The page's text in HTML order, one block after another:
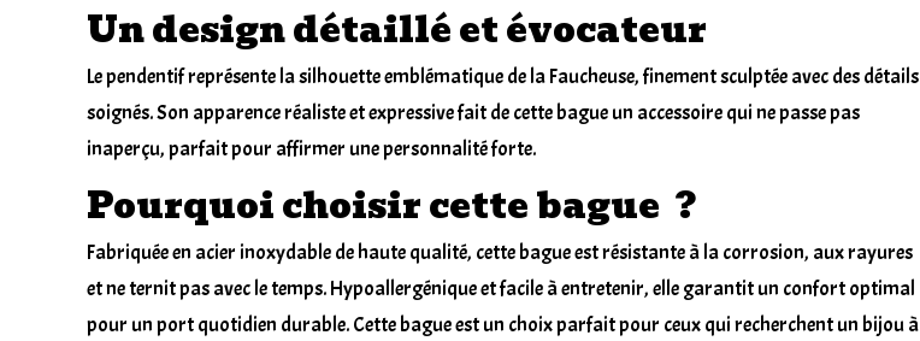
Un design détaillé et évocateur
Le pendentif représente la silhouette emblématique de la Faucheuse, finement sculptée avec des détails
soignés. Son apparence réaliste et expressive fait de cette bague un accessoire qui ne passe pas
inaperçu, parfait pour affirmer une personnalité forte.
Pourquoi choisir cette bague ?
Fabriquée en acier inoxydable de haute qualité, cette bague est résistante à la corrosion, aux rayures
et ne ternit pas avec le temps. Hypoallergénique et facile à entretenir, elle garantit un confort optimal
pour un port quotidien durable. Cette bague est un choix parfait pour ceux qui recherchent un bijou à